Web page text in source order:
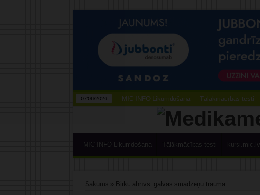
07/08/2026 MIC-INFO Likumdošana Tālākmācības testi
MIC-INFO Likumdošana Tālākmācības testi kursi.mic.lv
Sākums » Birku ahrīvs: galvas smadzeņu trauma